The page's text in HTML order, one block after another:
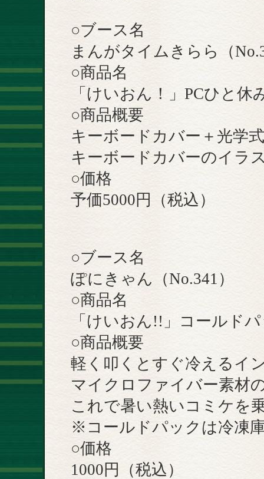
○ブース名
まんがタイムきらら（
○商品名
「けいおん！」PCひと休
○商品概要
キーボードカバー＋光学
キーボードカバーのイラ
○価格
予価5000円（税込）
○ブース名
ぽにきゃん（No.341）
○商品名
「けいおん!!」コールド
○商品概要
軽く叩くとすぐ冷えるイ
マイクロファイバー素材
これで暑い熱いコミケを
※コールドパックは冷凍
○価格
1000円（税込）